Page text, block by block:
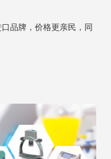
品牌，价格更亲民，同